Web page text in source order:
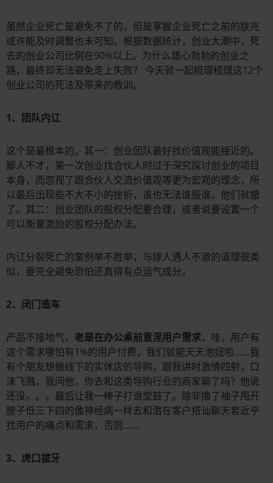
虽然企业死亡是避免不了的，但是掌握企业死亡之前的朕兆
或许能及时调整也未可知。根据数据统计，创业大潮中，死
去的创业公司比例在90%以上。为什么雄心勃勃的创业之
路，最终却无法避免走上失败？ 今天就一起梳理梳理这12个
创业公司的死法及带来的教训。
1、团队内讧
这个是最根本的。其一：创业团队最好找价值观能接近的。
鄙人不才，第一次创业找合伙人时过于深究探讨创业的项目
本身，而忽视了跟合伙人交流价值观等更为宏观的理念，所
以最后出现些不大不小的挫折，谁也无法谁服谁，他们就撤
了。其二：创业团队的股权分配要合理，或者说要设置一个
可以衡量激励的股权分配办法。
内讧分裂死亡的案例举不胜举，与嫁人遇人不淑的道理很类
似，要完全避免恐怕还真得有点运气成分。
2、闭门造车
产品不接地气， 老是在办公桌前意淫用户需求，哇，用户有
这个需求哪怕有1%的用户付费，我们就能天天泡妞啦……我
有个朋友想做线下的实体店的导购，跟我讲时激情四射，口
沫飞溅，我问他，你去和这类导购行业的商家聊了吗？他说
还没。。。最后让我一棒子打退堂鼓了。除非撸了袖子甩开
膀子低三下四的像神经病一样去和潜在客户搭讪聊天套近乎
找用户的痛点和需求，否则……
3、虎口拔牙